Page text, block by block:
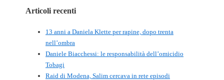
Articoli recenti
13 anni a Daniela Klette per rapine, dopo trenta
nell’ombra
Daniele Biacchessi: le responsabilità dell’omicidio
Tobagi
Raid di Modena, Salim cercava in rete episodi